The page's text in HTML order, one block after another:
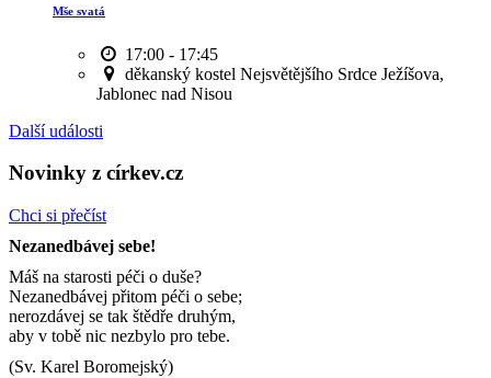
Mše svatá
17:00 - 17:45
děkanský kostel Nejsvětějšího Srdce Ježíšova,
Jablonec nad Nisou
Další události
Novinky z církev.cz
Chci si přečíst
Nezanedbávej sebe!
Máš na starosti péči o duše?
Nezanedbávej přitom péči o sebe;
nerozdávej se tak štědře druhým,
aby v tobě nic nezbylo pro tebe.
(Sv. Karel Boromejský)